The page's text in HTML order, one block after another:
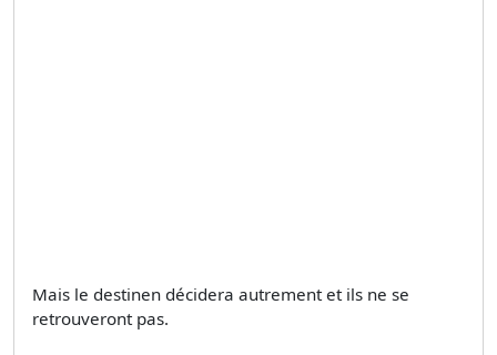
Mais le destinen décidera autrement et ils ne se
retrouveront pas.